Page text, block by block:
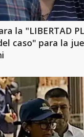
la "LIBERTAD
caso" para la